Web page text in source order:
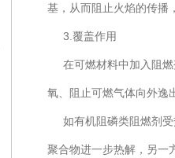
基，从而阻止火焰的传播
3.覆盖作用
在可燃材料中加入阻燃
氧、阻止可燃气体向外逸
如有机阻磷类阻燃剂受
聚合物进一步热解，另一